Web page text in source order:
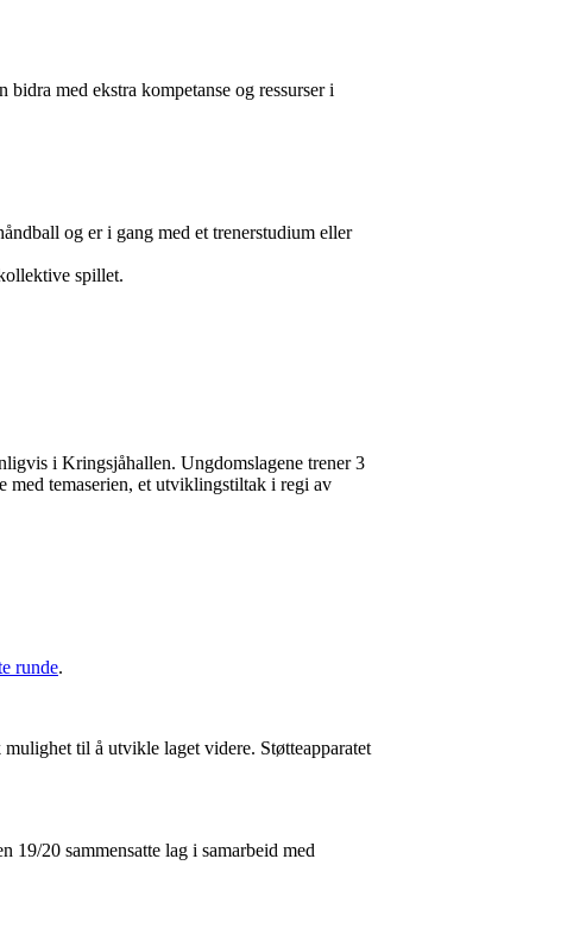
med ekstra kompetanse og ressurser i
og er i gang med et trenerstudium eller
spillet.
i Kringsjåhallen. Ungdomslagene trener 3
med temaserien, et utviklingstiltak i regi av
runde.
til å utvikle laget videre. Støtteapparatet
19/20 sammensatte lag i samarbeid med